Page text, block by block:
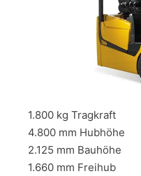
1.800 kg Tragkraft
4.800 mm Hubhöhe
2.125 mm Bauhöhe
1.660 mm Freihub